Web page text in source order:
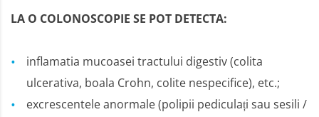
LA O COLONOSCOPIE SE POT DETECTA:
inflamatia mucoasei tractului digestiv (colita
ulcerativa, boala Crohn, colite nespecifice), etc.;
excrescentele anormale (polipii pediculați sau sesili /